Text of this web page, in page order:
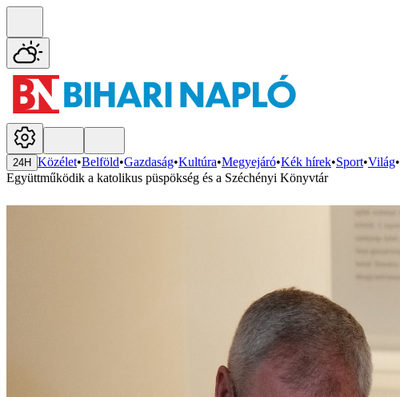
24H Közélet•Belföld•Gazdaság•Kultúra•Megyejáró•Kék hírek•Sport•Világ•
Együttműködik a katolikus püspökség és a Széchényi Könyvtár